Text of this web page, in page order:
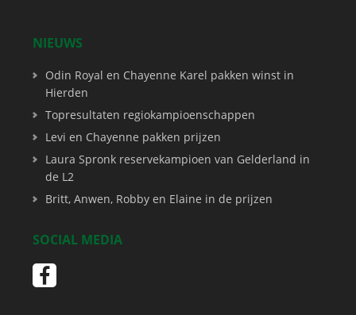
NIEUWS
Odin Royal en Chayenne Karel pakken winst in
Hierden
Topresultaten regiokampioenschappen
Levi en Chayenne pakken prijzen
Laura Spronk reservekampioen van Gelderland in
de L2
Britt, Anwen, Robby en Elaine in de prijzen
SOCIAL MEDIA